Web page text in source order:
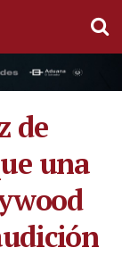
de
una